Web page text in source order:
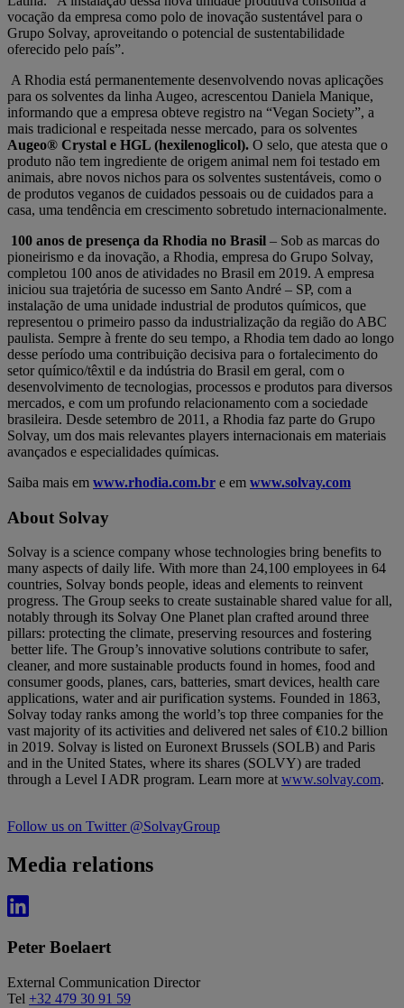
vocação da empresa como polo de inovação sustentável para o
Grupo Solvay, aproveitando o potencial de sustentabilidade
oferecido pelo país”.
A Rhodia está permanentemente desenvolvendo novas aplicações
para os solventes da linha Augeo, acrescentou Daniela Manique,
informando que a empresa obteve registro na “Vegan Society”, a
mais tradicional e respeitada nesse mercado, para os solventes
Augeo® Crystal e HGL (hexilenoglicol). O selo, que atesta que o
produto não tem ingrediente de origem animal nem foi testado em
animais, abre novos nichos para os solventes sustentáveis, como o
de produtos veganos de cuidados pessoais ou de cuidados para a
casa, uma tendência em crescimento sobretudo internacionalmente.
100 anos de presença da Rhodia no Brasil – Sob as marcas do
pioneirismo e da inovação, a Rhodia, empresa do Grupo Solvay,
completou 100 anos de atividades no Brasil em 2019. A empresa
iniciou sua trajetória de sucesso em Santo André – SP, com a
instalação de uma unidade industrial de produtos químicos, que
representou o primeiro passo da industrialização da região do ABC
paulista. Sempre à frente do seu tempo, a Rhodia tem dado ao longo
desse período uma contribuição decisiva para o fortalecimento do
setor químico/têxtil e da indústria do Brasil em geral, com o
desenvolvimento de tecnologias, processos e produtos para diversos
mercados, e com um profundo relacionamento com a sociedade
brasileira. Desde setembro de 2011, a Rhodia faz parte do Grupo
Solvay, um dos mais relevantes players internacionais em materiais
avançados e especialidades químicas.
Saiba mais em www.rhodia.com.br e em www.solvay.com
About Solvay
Solvay is a science company whose technologies bring benefits to
many aspects of daily life. With more than 24,100 employees in 64
countries, Solvay bonds people, ideas and elements to reinvent
progress. The Group seeks to create sustainable shared value for all,
notably through its Solvay One Planet plan crafted around three
pillars: protecting the climate, preserving resources and fostering
better life. The Group’s innovative solutions contribute to safer,
cleaner, and more sustainable products found in homes, food and
consumer goods, planes, cars, batteries, smart devices, health care
applications, water and air purification systems. Founded in 1863,
Solvay today ranks among the world’s top three companies for the
vast majority of its activities and delivered net sales of €10.2 billion
in 2019. Solvay is listed on Euronext Brussels (SOLB) and Paris
and in the United States, where its shares (SOLVY) are traded
through a Level I ADR program. Learn more atwww.solvay.com.
Follow us on Twitter @SolvayGroup
Media relations
Peter Boelaert
External Communication Director
Tel +32 479 30 91 59